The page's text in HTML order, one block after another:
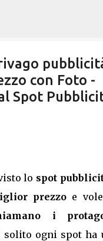
ai contenuti principali
con Foto -
Spot
lo spot
prezzo e
i
solito ogni spot ha